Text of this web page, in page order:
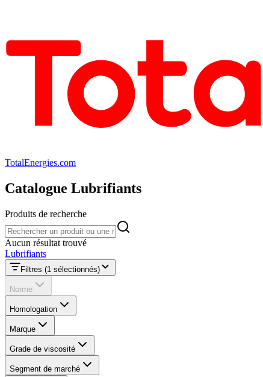
TotalEnergies.com
Catalogue Lubrifiants
Produits de recherche
Produits de recherche
Aucun résultat trouvé
Lubrifiants
Filtres (1 sélectionnés)
Norme
Homologation
Marque
Grade de viscosité
Segment de marché